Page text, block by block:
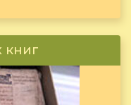
книг